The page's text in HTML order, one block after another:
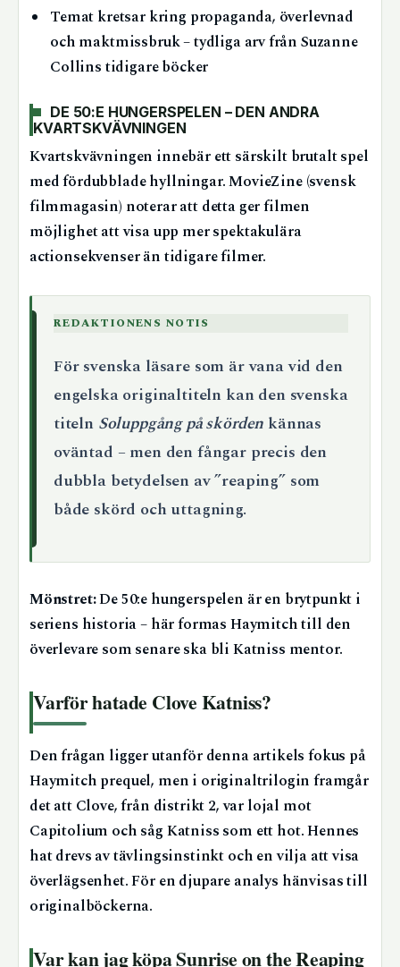
Temat kretsar kring propaganda, överlevnad
och maktmissbruk – tydliga arv från Suzanne
Collins tidigare böcker
DE 50:E HUNGERSPELEN – DEN ANDRA
KVARTSKVÄVNINGEN
Kvartskvävningen innebär ett särskilt brutalt spel
med fördubblade hyllningar. MovieZine (svensk
filmmagasin) noterar att detta ger filmen
möjlighet att visa upp mer spektakulära
actionsekvenser än tidigare filmer.
REDAKTIONENS NOTIS
För svenska läsare som är vana vid den
engelska originaltiteln kan den svenska
titeln Soluppgång på skörden kännas
oväntad – men den fångar precis den
dubbla betydelsen av ”reaping” som
både skörd och uttagning.
Mönstret:De 50:e hungerspelen är en brytpunkt i
seriens historia – här formas Haymitch till den
överlevare som senare ska bli Katniss mentor.
Varför hatade Clove Katniss?
Den frågan ligger utanför denna artikels fokus på
Haymitch prequel, men i originaltrilogin framgår
det att Clove, från distrikt 2, var lojal mot
Capitolium och såg Katniss som ett hot. Hennes
hat drevs av tävlingsinstinkt och en vilja att visa
överlägsenhet. För en djupare analys hänvisas till
originalböckerna.
Var kan jag köpa Sunrise on the Reaping